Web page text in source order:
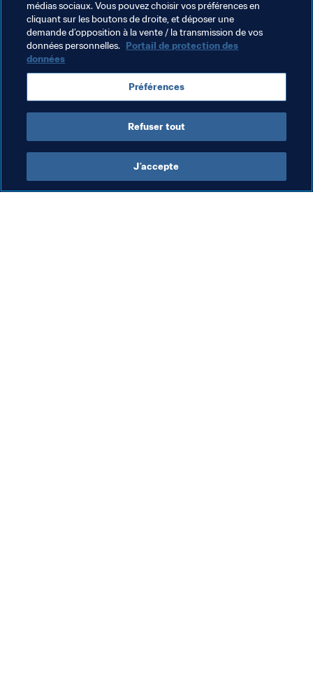
Korea Republic Mexico Netherlands
Nigeria Portugal Russia Scotland
Spain Switzerland Uruguay USA CAF
AFC UEFA Concacaf CONMEBOL
médias sociaux. Vous pouvez choisir vos préférences en
cliquant sur les boutons de droite, et déposer une
demande d’opposition à la vente / la transmission de vos
données personnelles. Portail de protection des
données
Préférences
Refuser tout
J’accepte